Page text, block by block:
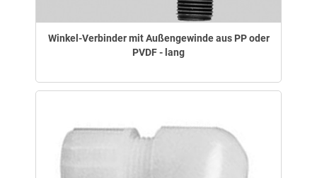
Winkel-Verbinder mit Außengewinde aus PP oder
PVDF - lang